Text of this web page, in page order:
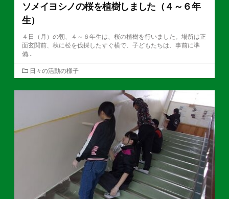
ソメイヨシノの桜を植樹しました（４～６年
生）
４日（月）の朝、４～６年生は、桜の植樹を行いました。場所は正
面玄関前、秋に松を伐採したすぐ横で、子どもたちは、事前に準
備...
カ
テ
ゴ
日々の活動の様子